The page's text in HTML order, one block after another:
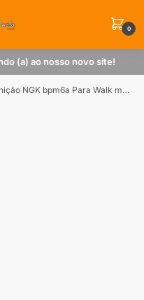
0
(a) ao nosso novo site!
NGK bpm6a Para Walk machine